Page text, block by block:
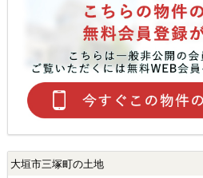
大垣市三塚町の土地